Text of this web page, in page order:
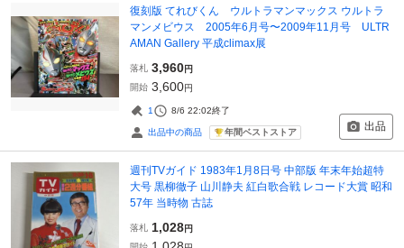
復刻版 てれびくん ウルトラマンマックス ウルトラ
マンメビウス 2005年6月号〜2009年11月号 ULTR
AMAN Gallery 平成climax展
落札 3,960円
開始 3,600円
1 8/6 22:02終了
出品中の商品 年間ベストストア 出品
週刊TVガイド 1983年1月8日号 中部版 年末年始超特
大号 黒柳徹子 山川静夫 紅白歌合戦 レコード大賞 昭和
57年 当時物 古誌
落札 1,028円